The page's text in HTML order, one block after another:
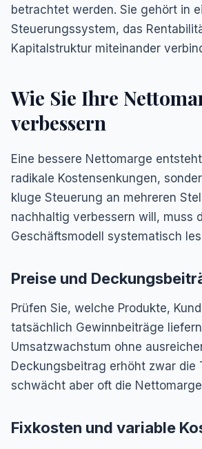
betrachtet werden. Sie gehört in
Steuerungssystem, das
Kapitalstruktur miteinander
Wie Sie Ihre
verbessern
Eine bessere Nettomarge
radikale Kostensenkungen,
kluge Steuerung an mehreren
nachhaltig verbessern will, muss
Geschäftsmodell systematisch
Preise und
Prüfen Sie, welche Produkte,
tatsächlich Gewinnbeiträge
Umsatzwachstum ohne
Deckungsbeitrag erhöht zwar die
schwächt aber oft die
Fixkosten und variable